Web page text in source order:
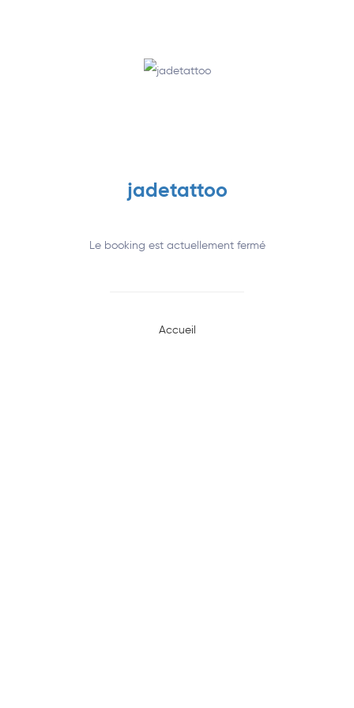
jadetattoo
Le booking est actuellement fermé
Accueil